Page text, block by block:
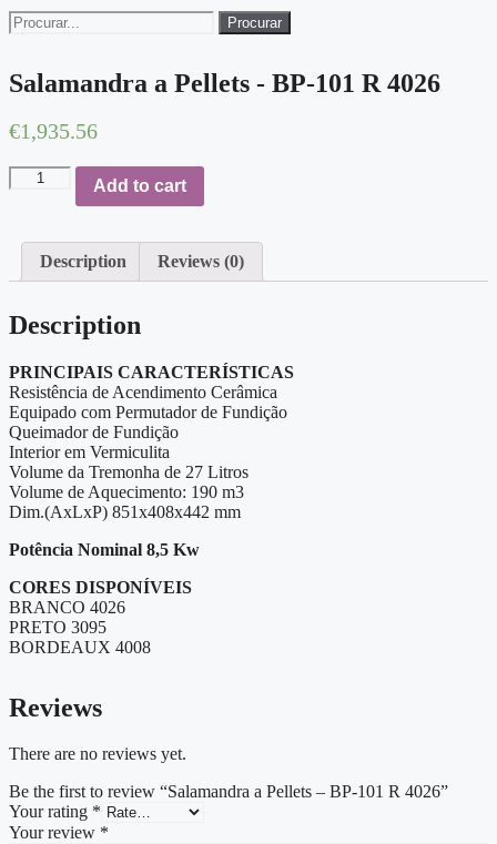
Procurar
Salamandra a Pellets - BP-101 R 4026
€1,935.56
Salamandra
a
4026
quantity
Add to cart
Description Reviews (0)
Description
PRINCIPAIS CARACTERÍSTICAS
Resistência de Acendimento Cerâmica
Equipado com Permutador de Fundição
Queimador de Fundição
Interior em Vermiculita
Volume da Tremonha de 27 Litros
Volume de Aquecimento: 190 m3
Dim.(AxLxP) 851x408x442 mm
Potência Nominal 8,5 Kw
CORES DISPONÍVEIS
BRANCO 4026
PRETO 3095
BORDEAUX 4008
Reviews
There are no reviews yet.
Be the first to review “Salamandra a Pellets – BP-101 R 4026”
Your rating *
Your review *